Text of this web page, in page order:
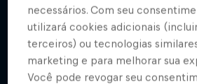
Mais
necessários. Com seu
utilizará cookies adicionais
terceiros) ou tecnologias
marketing e para melhorar sua
Você pode revogar seu